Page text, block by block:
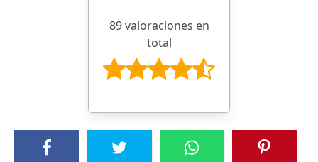
89 valoraciones en
total